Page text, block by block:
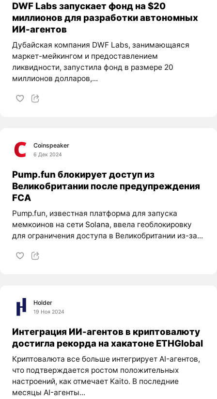
DWF Labs запускает фонд на $20
миллионов для разработки автономных
ИИ-агентов
Дубайская компания DWF Labs, занимающаяся
маркет-мейкингом и предоставлением
ликвидности, запустила фонд в размере 20
миллионов долларов,...
Coinspeaker
6 Дек 2024
Pump.fun блокирует доступ из
Великобритании после предупреждения
FCA
Pump.fun, известная платформа для запуска
мемкоинов на сети Solana, ввела геоблокировку
для ограничения доступа в Великобритании из-за...
Holder
19 Ноя 2024
Интеграция ИИ-агентов в криптовалюту
достигла рекорда на хакатоне ETHGlobal
Криптовалюта все больше интегрирует AI-агентов,
что подтверждается ростом положительных
настроений, как отмечает Kaito. В последние
месяцы AI-агенты...